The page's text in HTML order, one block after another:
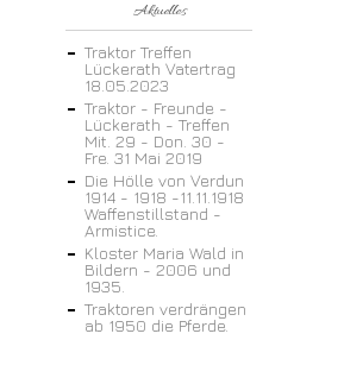
Aktuelles
Traktor Treffen
Lückerath Vatertrag
18.05.2023
Traktor - Freunde -
Lückerath - Treffen
Mit. 29 - Don. 30 -
Fre. 31 Mai 2019
Die Hölle von Verdun
1914 - 1918 -11.11.1918
Waffenstillstand -
Armistice.
Kloster Maria Wald in
Bildern - 2006 und
1935.
Traktoren verdrängen
ab 1950 die Pferde.